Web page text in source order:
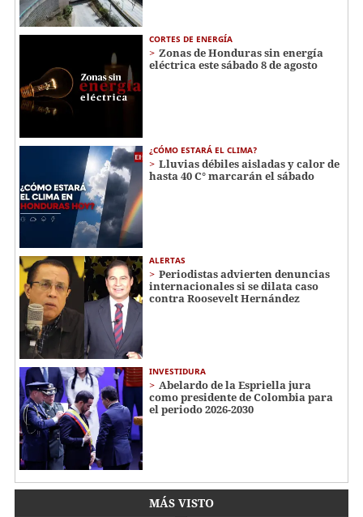
CORTES DE ENERGÍA
Zonas de Honduras sin energía
eléctrica este sábado 8 de agosto
¿CÓMO ESTARÁ EL CLIMA?
Lluvias débiles aisladas y calor de
hasta 40 C° marcarán el sábado
ALERTAS
Periodistas advierten denuncias
internacionales si se dilata caso
contra Roosevelt Hernández
INVESTIDURA
Abelardo de la Espriella jura
como presidente de Colombia para
el periodo 2026-2030
MÁS VISTO